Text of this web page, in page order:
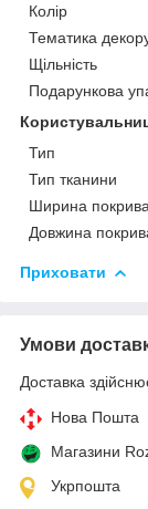
Колір
Тематика
Щільність
Подарункова
Тип
Тип тканини
Ширина
Довжина
Приховати
Умови
Доставка
Нова Пошта
Магазини
Укрпошта